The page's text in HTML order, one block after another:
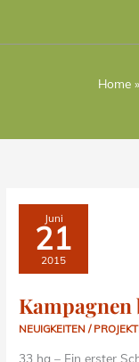
Home »
Juni
21
2015
Kampagnen
NEUIGKEITEN /
33 ha – Ein erster
KAMPAGNEN
BIS
2015